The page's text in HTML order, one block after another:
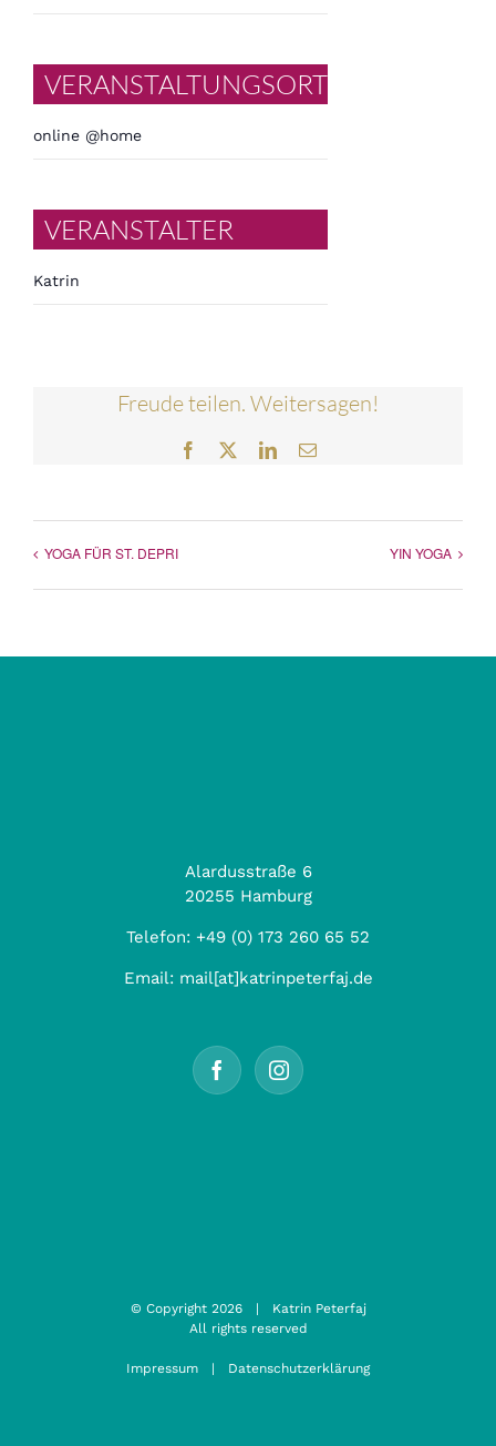
VERANSTALTUNGSORT
online @home
VERANSTALTER
Katrin
Freude teilen. Weitersagen!
Facebook
TwitterLinkedIn
E-
YOGA FÜR ST. DEPRI YIN YOGA
Alardusstraße 6
20255 Hamburg
Telefon: +49 (0) 173 260 65 52
Email: mail[at]katrinpeterfaj.de
© Copyright 2026 | Katrin Peterfaj
All rights reserved
Impressum | Datenschutzerklärung